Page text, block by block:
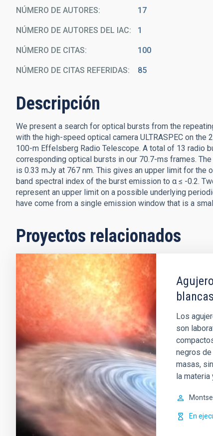
NÚMERO DE AUTORES 17
NÚMERO DE AUTORES DEL IAC 1
NÚMERO DE CITAS 100
NÚMERO DE CITAS REFERIDAS 85
Descripción
We present a search for optical bursts from the
with the high-speed optical camera ULTRASPEC on
100-m Effelsberg Radio Telescope. A total of 13 radio
corresponding optical bursts in our 70.7-ms frames.
is 0.33 mJy at 767 nm. This gives an upper limit for
band spectral index of the burst emission to α ≤ -0.2.
represent an upper limit on a possible underlying
have come from a single emission window that is a
Proyectos relacionados
Los
son
negros
masas,
la materia
En